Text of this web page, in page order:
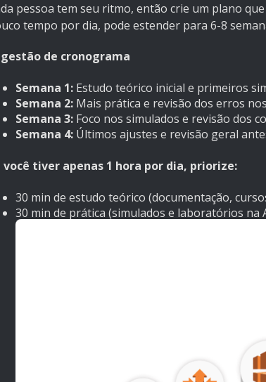
pessoa tem seu ritmo, então crie um plano
tempo por dia, pode estender para 6-8
de cronograma
Semana 1: Estudo teórico inicial e primeiros
Semana 2: Mais prática e revisão dos erros
Semana 3: Foco nos simulados e revisão dos
Semana 4: Últimos ajustes e revisão geral
você tiver apenas 1 hora por dia, priorize:
30 min de estudo teórico (documentação,
30 min de prática (simulados e laboratórios na